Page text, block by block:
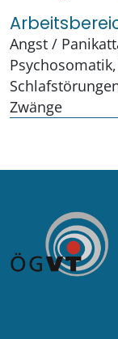
Angst /
Zwänge